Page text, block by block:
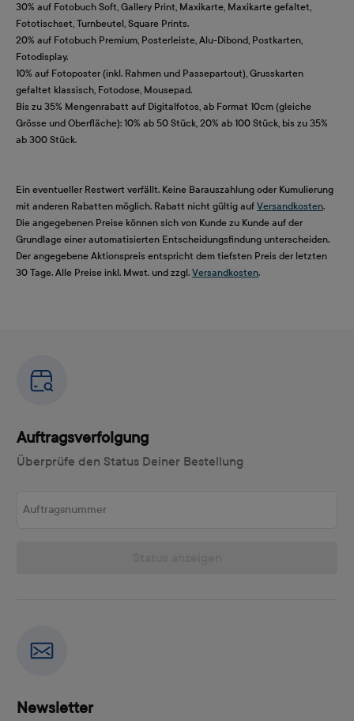
30% auf Fotobuch Soft, Gallery Print, Maxikarte, Maxikarte gefaltet,
Fototischset, Turnbeutel, Square Prints.
20% auf Fotobuch Premium, Posterleiste, Alu-Dibond, Postkarten,
Fotodisplay.
10% auf Fotoposter (inkl. Rahmen und Passepartout), Grusskarten
gefaltet klassisch, Fotodose, Mousepad.
Bis zu 35% Mengenrabatt auf Digitalfotos, ab Format 10cm (gleiche
Grösse und Oberfläche): 10% ab 50 Stück, 20% ab 100 Stück, bis zu 35%
ab 300 Stück.
Ein eventueller Restwert verfällt. Keine Barauszahlung oder Kumulierung
mit anderen Rabatten möglich. Rabatt nicht gültig auf Versandkosten.
Die angegebenen Preise können sich von Kunde zu Kunde auf der
Grundlage einer automatisierten Entscheidungsfindung unterscheiden.
Der angegebene Aktionspreis entspricht dem tiefsten Preis der letzten
30 Tage. Alle Preise inkl. Mwst. und zzgl. Versandkosten.
Auftragsverfolgung
Überprüfe den Status Deiner Bestellung
Newsletter